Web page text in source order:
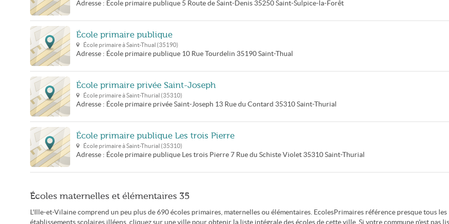
Adresse : École primaire publique 5 Route de Saint-Denis 35250 Saint-Sulpice-la-Forêt
École primaire publique
École primaire àSaint-Thual (35190)
Adresse : École primaire publique 10 Rue Tourdelin 35190 Saint-Thual
École primaire privée Saint-Joseph
École primaire àSaint-Thurial (35310)
Adresse : École primaire privée Saint-Joseph 13 Rue du Contard 35310 Saint-Thurial
École primaire publique Les trois Pierre
École primaire àSaint-Thurial (35310)
Adresse : École primaire publique Les trois Pierre 7 Rue du Schiste Violet 35310 Saint-Thurial
Écoles maternelles et élémentaires 35
L'Ille-et-Vilaine comprend un peu plus de 690 écoles primaires, maternelles ou élémentaires. EcolesPrimaires référence presque tous les
établissements scolaires illéens, cliquez sur une ville pour obtenir la liste intégrale des écoles de cette ville. Si votre commune n'est pas